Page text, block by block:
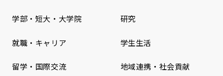
学部・短大・大学院 研究
就職・キャリア 学生生活
留学・国際交流 地域連携・社会貢献